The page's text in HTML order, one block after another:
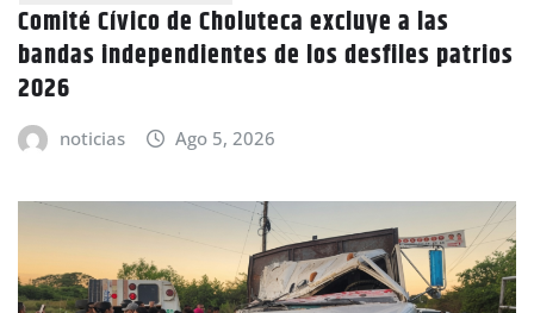
Comité Cívico de Choluteca excluye a las
bandas independientes de los desfiles patrios
2026
noticias Ago 5, 2026